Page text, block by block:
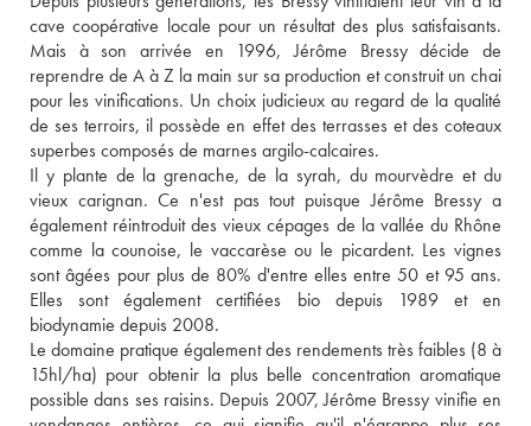
cave coopérative locale pour un résultat des plus satisfaisants.
Mais à son arrivée en 1996, Jérôme Bressy décide de
reprendre de A à Z la main sur sa production et construit un chai
pour les vinifications. Un choix judicieux au regard de la qualité
de ses terroirs, il possède en effet des terrasses et des coteaux
superbes composés de marnes argilo-calcaires.
Il y plante de la grenache, de la syrah, du mourvèdre et du
vieux carignan. Ce n'est pas tout puisque Jérôme Bressy a
également réintroduit des vieux cépages de la vallée du Rhône
comme la counoise, le vaccarèse ou le picardent. Les vignes
sont âgées pour plus de 80% d'entre elles entre 50 et 95 ans.
Elles sont également certifiées bio depuis 1989 et en
biodynamie depuis 2008.
Le domaine pratique également des rendements très faibles (8 à
15hl/ha) pour obtenir la plus belle concentration aromatique
possible dans ses raisins. Depuis 2007, Jérôme Bressy vinifie en